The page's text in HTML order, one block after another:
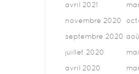
avril 2021
novembre 2020
septembre 2020
juillet 2020
avril 2020